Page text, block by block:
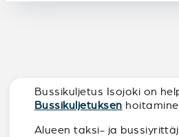
Bussikuljetus Isojoki on
Bussikuljetuksen
Alueen taksi- ja